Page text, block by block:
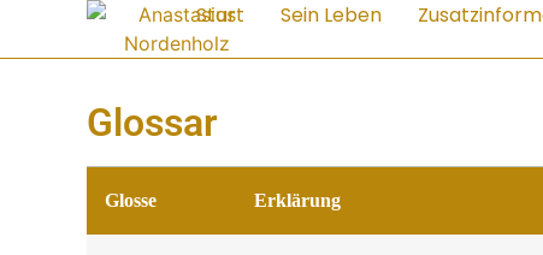
Start Sein Leben
Glossar
Glosse Erklärung